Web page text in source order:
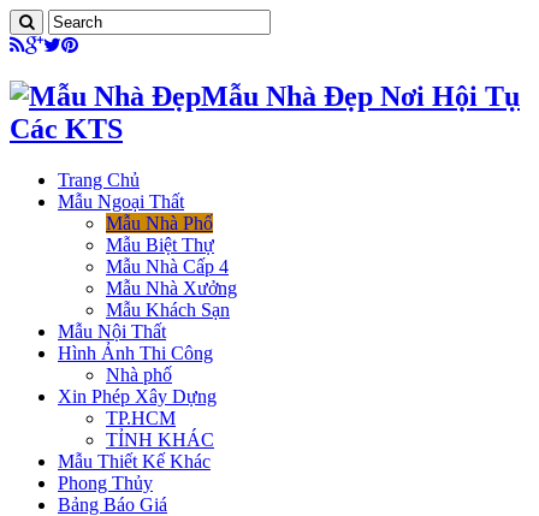
Mẫu Nhà Đẹp Nơi Hội Tụ
Các KTS
Trang Chủ
Mẫu Ngoại Thất
Mẫu Nhà Phố
Mẫu Biệt Thự
Mẫu Nhà Cấp 4
Mẫu Nhà Xưởng
Mẫu Khách Sạn
Mẫu Nội Thất
Hình Ảnh Thi Công
Nhà phố
Xin Phép Xây Dựng
TP.HCM
TỈNH KHÁC
Mẫu Thiết Kế Khác
Phong Thủy
Bảng Báo Giá